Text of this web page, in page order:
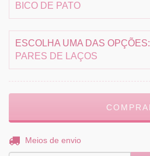
BICO DE PATO
ESCOLHA UMA DAS OPÇÕES:
PARES DE LAÇOS
Entregas para o CEP:
Meios de envio